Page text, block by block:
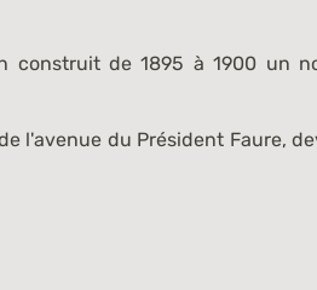
construit de 1895 à 1900 un
l'avenue du Président Faure,